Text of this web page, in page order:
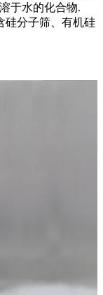
于水的化合物.
硅分子筛、有机硅